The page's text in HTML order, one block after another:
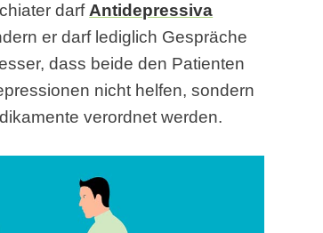
darf Antidepressiva
er darf lediglich Gespräche
dass beide den Patienten
nicht helfen, sondern
verordnet werden.